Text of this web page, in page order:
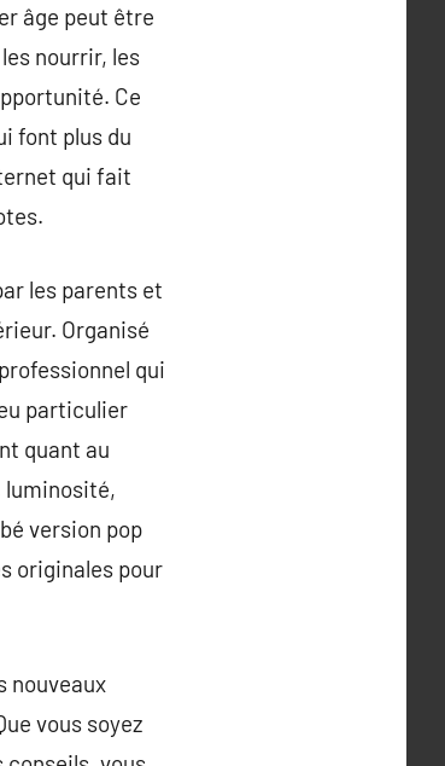
âge peut être
nourrir, les
Ce
font plus du
qui fait
les parents et
Organisé
qui
particulier
quant au
luminosité,
version pop
originales pour
nouveaux
vous soyez